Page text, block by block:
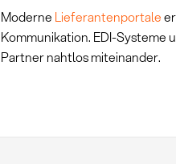
Moderne Lieferantenportale
Kommunikation. EDI-
Partner nahtlos miteinander.